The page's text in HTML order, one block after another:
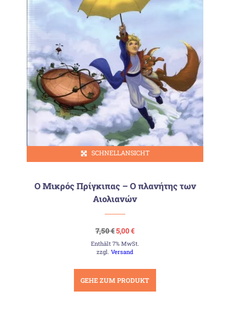
SCHNELLANSICHT
Ο Μικρός Πρίγκιπας – Ο πλανήτης των
Αιολιανών
7,50€Ursprünglicher
Preis
war:
7,50 €
5,00€Aktueller
ist:
Enthält 7% MwSt.
zzgl.Versand
GEHE ZUM PRODUKT